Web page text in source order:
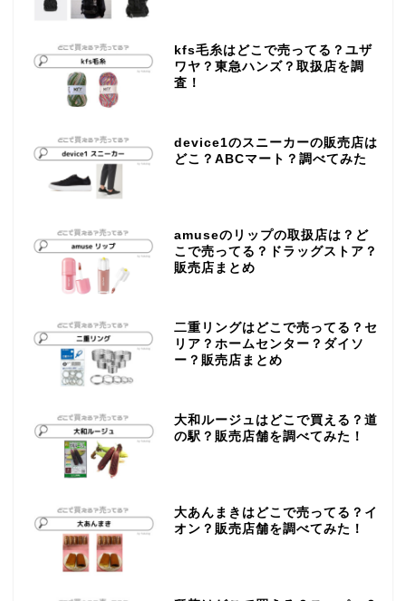
kfs毛糸はどこで売ってる？ユザ
ワヤ？東急ハンズ？取扱店を調
査！
device1のスニーカーの販売店は
どこ？ABCマート？調べてみた
amuseのリップの取扱店は？ど
こで売ってる？ドラッグストア？
販売店まとめ
二重リングはどこで売ってる？セ
リア？ホームセンター？ダイソ
ー？販売店まとめ
大和ルージュはどこで買える？道
の駅？販売店舗を調べてみた！
大あんまきはどこで売ってる？イ
オン？販売店舗を調べてみた！